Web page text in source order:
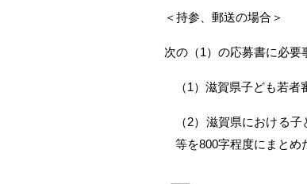
＜持参、郵送の場合＞
次の（1）の応募書に必要
（1）滋賀県子ども若者
（2）滋賀県における
等を800字程度にまとめ